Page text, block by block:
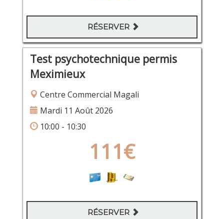
RÉSERVER
Test psychotechnique permis
Meximieux
Centre Commercial Magali
Mardi 11 Août 2026
10:00 - 10:30
111€
RÉSERVER